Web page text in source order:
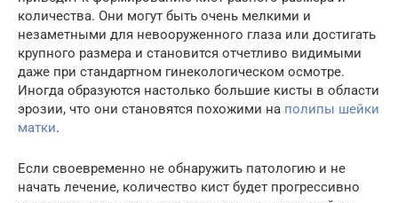
количества. Они могут быть очень мелкими и
незаметными для невооруженного глаза или достигать
крупного размера и становится отчетливо видимыми
даже при стандартном гинекологическом осмотре.
Иногда образуются настолько большие кисты в области
эрозии, что они становятся похожими на полипы шейки
матки.
Если своевременно не обнаружить патологию и не
начать лечение, количество кист будет прогрессивно